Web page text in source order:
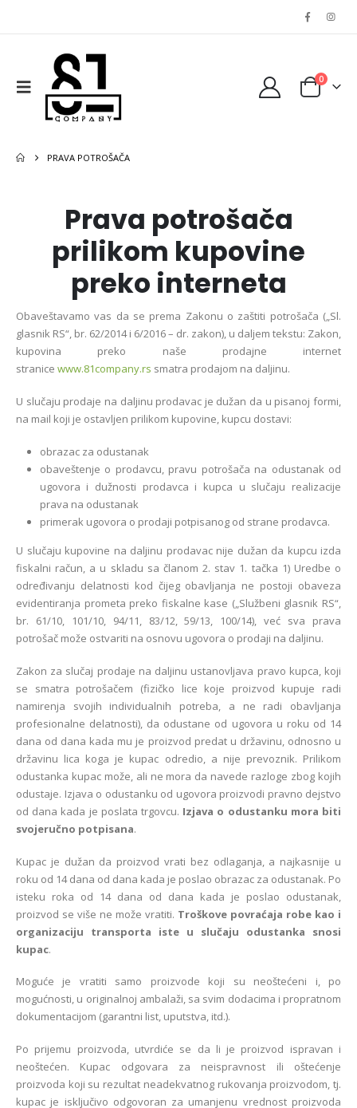
0
PRAVA POTROŠAČA
Prava potrošača
prilikom kupovine
preko interneta
Obaveštavamo vas da se prema Zakonu о zaštiti potrošača („Sl.
glasnik RS“, br. 62/2014 i 6/2016 – dr. zakon), u daljem tekstu: Zakon,
kupovina preko naše prodajne internet
stranice www.81company.rs smatra prodajom na daljinu.
U slučaju prodaje na daljinu prodavac je dužan da u pisanoj formi,
na mail koji je ostavljen prilikom kupovine, kupcu dostavi:
obrazac za odustanak
obaveštenje o prodavcu, pravu potrošača na odustanak od
ugovora i dužnosti prodavca i kupca u slučaju realizacije
prava na odustanak
primerak ugovora o prodaji potpisanog od strane prodavca.
U slučaju kupovine na daljinu prodavac nije dužan da kupcu izda
fiskalni račun, a u skladu sa članom 2. stav 1. tačka 1) Uredbe o
određivanju delatnosti kod čijeg obavljanja ne postoji obaveza
evidentiranja prometa preko fiskalne kase („Službeni glasnik RS“,
br. 61/10, 101/10, 94/11, 83/12, 59/13, 100/14), već sva prava
potrošač može ostvariti na osnovu ugovora o prodaji na daljinu.
Zakon za slučaj prodaje na daljinu ustanovljava pravo kupca, koji
se smatra potrošačem (fizičko lice koje proizvod kupuje radi
namirenja svojih individualnih potreba, a ne radi obavljanja
profesionalne delatnosti), da odustane od ugovora u roku od 14
dana od dana kada mu je proizvod predat u državinu, odnosno u
državinu lica koga je kupac odredio, a nije prevoznik. Prilikom
odustanka kupac može, ali ne mora da navede razloge zbog kojih
odustaje. Izjava o odustanku od ugovora proizvodi pravno dejstvo
od dana kada je poslata trgovcu. Izjava o odustanku mora biti
svojeručno potpisana.
Kupac je dužan da proizvod vrati bez odlaganja, a najkasnije u
roku od 14 dana od dana kada je poslao obrazac za odustanak. Po
isteku roka od 14 dana od dana kada je poslao odustanak,
proizvod se više ne može vratiti. Troškove povraćaja robe kao i
organizaciju transporta iste u slučaju odustanka snosi
kupac.
Moguće je vratiti samo proizvode koji su neoštećeni i, po
mogućnosti, u originalnoj ambalaži, sa svim dodacima i propratnom
dokumentacijom (garantni list, uputstva, itd.).
Po prijemu proizvoda, utvrdiće se da li je proizvod ispravan i
neoštećen. Kupac odgovara za neispravnost ili oštećenje
proizvoda koji su rezultat neadekvatnog rukovanja proizvodom, tj.
kupac je isključivo odgovoran za umanjenu vrednost proizvoda